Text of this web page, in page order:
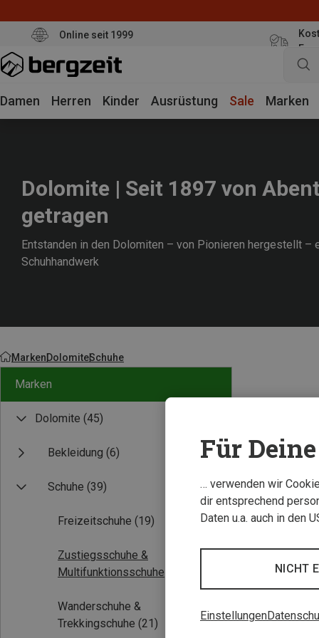
Online seit 1999
Damen Herren Kinder Ausrüstung Sale Marken
Dolomite | Seit 1897 von
getragen
Entstanden in den Dolomiten – von Pionieren hergestellt –
Schuhhandwerk
MarkenDolomiteSchuhe
Marken
Dolomite (45)
Bekleidung (6)
Schuhe (39)
Freizeitschuhe (19)
Zustiegsschuhe &
Multifunktionsschuhe
Wanderschuhe &
Trekkingschuhe (21)
Neu
Für
… verwenden wir
dir entsprechend
Daten u.a. auch in den
NICHT
Einstellungen